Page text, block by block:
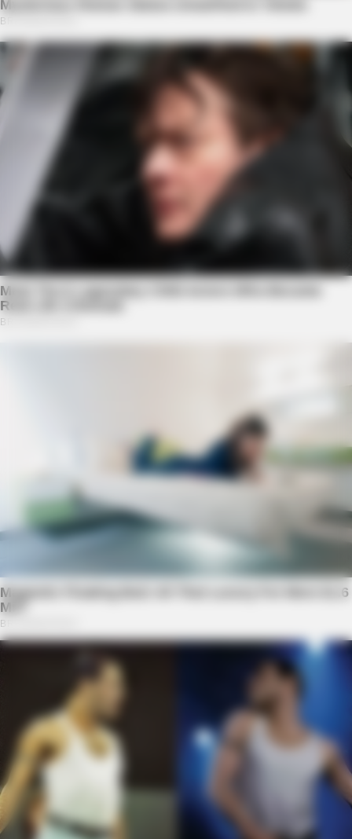
On D-Day
BUZZDAY
Meghan Markle's Daughter All Grown Up — See Her Now!
This Simple Freezer Trick Saves Hours Of Work!
BUZZDAY
Why Women Can't Resist Men Who Know This Hidden Secret